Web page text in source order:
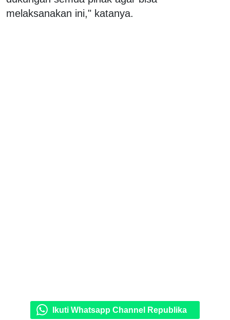
melaksanakan ini," katanya.
Ikuti Whatsapp Channel Republika